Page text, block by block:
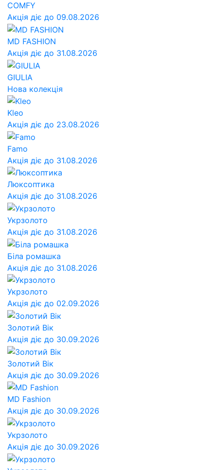
COMFY
Акція діє до 09.08.2026
MD FASHION
Акція діє до 31.08.2026
GIULIA
Нова колекція
Kleo
Акція діє до 23.08.2026
Famo
Акція діє до 31.08.2026
Люксоптика
Акція діє до 31.08.2026
Укрзолото
Акція діє до 31.08.2026
Біла ромашка
Акція діє до 31.08.2026
Укрзолото
Акція діє до 02.09.2026
Золотий Вік
Акція діє до 30.09.2026
Золотий Вік
Акція діє до 30.09.2026
MD Fashion
Акція діє до 30.09.2026
Укрзолото
Акція діє до 30.09.2026